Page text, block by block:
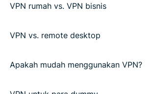
VPN rumah vs. VPN bisnis
VPN vs. remote desktop
Apakah mudah menggunakan VPN?